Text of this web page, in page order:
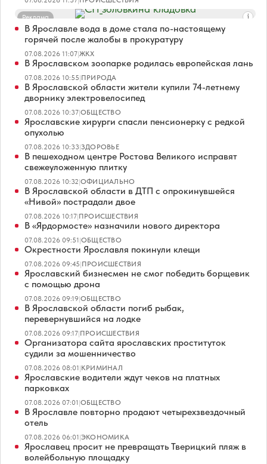
Реклама
В Ярославле вода в доме стала по-настоящему
горячей после жалобы в прокуратуру
07.08.2026 11:07|ЖКХ
В Ярославском зоопарке родилась европейская лань
07.08.2026 10:55|ПРИРОДА
В Ярославской области жители купили 74-летнему
дворнику электровелосипед
07.08.2026 10:37|ОБЩЕСТВО
Ярославские хирурги спасли пенсионерку с редкой
опухолью
07.08.2026 10:33|ЗДОРОВЬЕ
В пешеходном центре Ростова Великого исправят
свежеуложенную плитку
07.08.2026 10:32|ОФИЦИАЛЬНО
В Ярославской области в ДТП с опрокинувшейся
«Нивой» пострадали двое
07.08.2026 10:17|ПРОИСШЕСТВИЯ
В «Ярдормосте» назначили нового директора
07.08.2026 09:51|ОБЩЕСТВО
Окрестности Ярославля покинули клещи
07.08.2026 09:45|ПРОИСШЕСТВИЯ
Ярославский бизнесмен не смог победить борщевик
с помощью дрона
07.08.2026 09:19|ОБЩЕСТВО
В Ярославской области погиб рыбак,
перевернувшийся на лодке
07.08.2026 09:17|ПРОИСШЕСТВИЯ
Организатора сайта ярославских проституток
судили за мошенничество
07.08.2026 08:01|КРИМИНАЛ
Ярославские водители ждут чеков на платных
парковках
07.08.2026 07:01|ОБЩЕСТВО
В Ярославле повторно продают четырехзвездочный
отель
07.08.2026 06:01|ЭКОНОМИКА
Ярославец просит не превращать Тверицкий пляж в
волейбольную площадку